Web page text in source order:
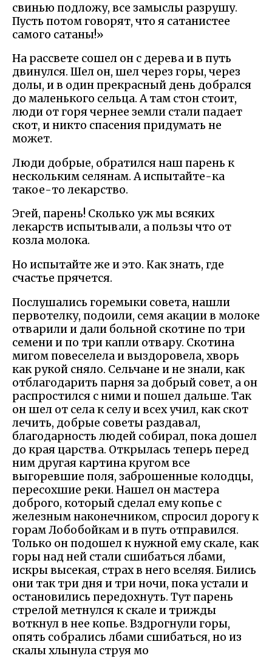
свинью подложу, все замыслы разрушу.
Пусть потом говорят, что я сатанистее
самого сатаны!»
На рассвете сошел он с дерева и в путь
двинулся. Шел он, шел через горы, через
долы, и в один прекрасный день добрался
до маленького сельца. А там стон стоит,
люди от горя чернее земли стали падает
скот, и никто спасения придумать не
может.
Люди добрые, обратился наш парень к
нескольким селянам. А испытайте-ка
такое-то лекарство.
Эгей, парень! Сколько уж мы всяких
лекарств испытывали, а пользы что от
козла молока.
Но испытайте же и это. Как знать, где
счастье прячется.
Послушались горемыки совета, нашли
первотелку, подоили, семя акации в молоке
отварили и дали больной скотине по три
семени и по три капли отвару. Скотина
мигом повеселела и выздоровела, хворь
как рукой сняло. Сельчане и не знали, как
отблагодарить парня за добрый совет, а он
распростился с ними и пошел дальше. Так
он шел от села к селу и всех учил, как скот
лечить, добрые советы раздавал,
благодарность людей собирал, пока дошел
до края царства. Открылась теперь перед
ним другая картина кругом все
выгоревшие поля, заброшенные колодцы,
пересохшие реки. Нашел он мастера
доброго, который сделал ему копье с
железным наконечником, спросил дорогу к
горам Лобобойкам и в путь отправился.
Только он подошел к нужной ему скале, как
горы над ней стали сшибаться лбами,
искры высекая, страх в него вселяя. Бились
они так три дня и три ночи, пока устали и
остановились передохнуть. Тут парень
стрелой метнулся к скале и трижды
воткнул в нее копье. Вздрогнули горы,
опять собрались лбами сшибаться, но из
скалы хлынула струя мо